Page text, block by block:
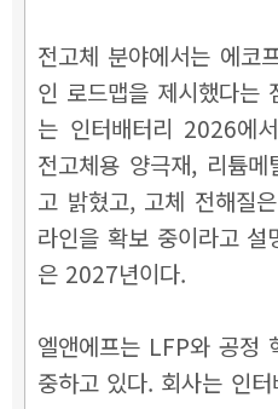
전고체 분야에서는 에코
인 로드맵을 제시했다는
는 인터배터리 2026에
전고체용 양극재, 리튬
고 밝혔고, 고체 전해질
라인을 확보 중이라고
은 2027년이다.
엘앤에프는 LFP와 공정
중하고 있다. 회사는 인